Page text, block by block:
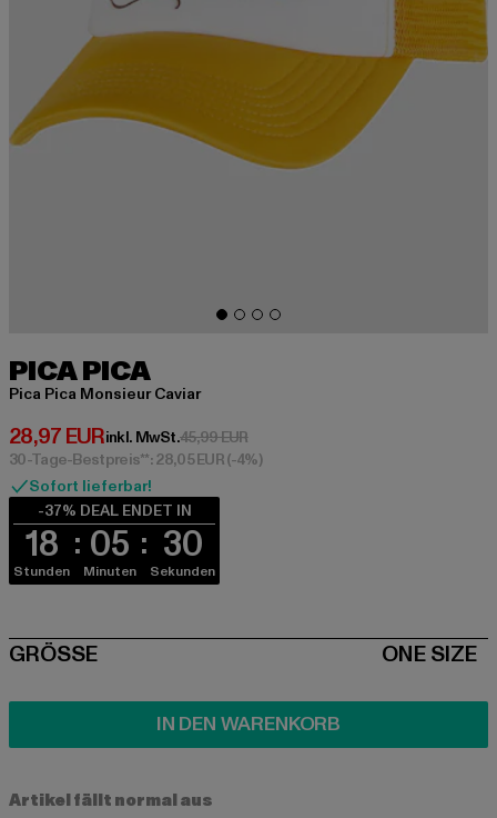
PICA PICA
Pica Pica Monsieur Caviar
28,97 EUR
Derzeitiger Preis: 28,97 EUR
inkl. MwSt.45,99 EURAktionspreis: 45,99 EUR
30-Tage-Bestpreis**: 28,05 EUR(-4%)
Sofort lieferbar!
-37% DEAL ENDET IN
18
Stunden
05
Minuten
30
Sekunden
SIZE
GRÖSSE ONE SIZE
IN DEN WARENKORB
Artikel fällt normal aus